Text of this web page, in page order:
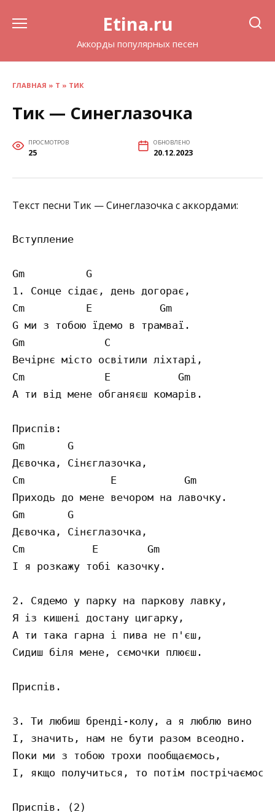
Etina.ru
Аккорды популярных песен
ГЛАВНАЯ » Т » ТИК
Тик — Синеглазочка
ПРОСМОТРОВ
25
ОБНОВЛЕНО
20.12.2023
Текст песни Тик — Синеглазочка с аккордами:
Вступление
Gm          G
1. Сонце сідає, день догорає,
Cm          Е           Gm
G ми з тобою їдемо в трамваї.
Gm             С
Вечірнє місто освітили ліхтарі,
Cm             Е           Gm
А ти від мене обганяєш комарів.
Приспів:
Gm       G
Дєвочка, Сінєглазочка,
Cm              Е           Gm
Приходь до мене вечором на лавочку.
Gm       G
Дєвочка, Сінєглазочка,
Cm           Е        Gm
І я розкажу тобі казочку.
2. Сядемо у парку на паркову лавку,
Я із кишені достану цигарку,
А ти така гарна і пива не п'єш,
Сидиш біля мене, сємочки плюєш.
Приспів.
3. Ти любиш бренді-колу, а я люблю вино
І, значить, нам не бути разом всеодно.
Поки ми з тобою трохи пообщаємось,
І, якщо получиться, то потім